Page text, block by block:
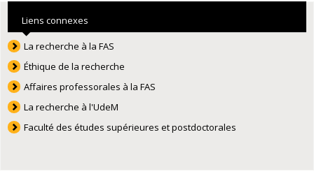
Liens connexes
La recherche à la FAS
Éthique de la recherche
Affaires professorales à la FAS
La recherche à l'UdeM
Faculté des études supérieures et postdoctorales